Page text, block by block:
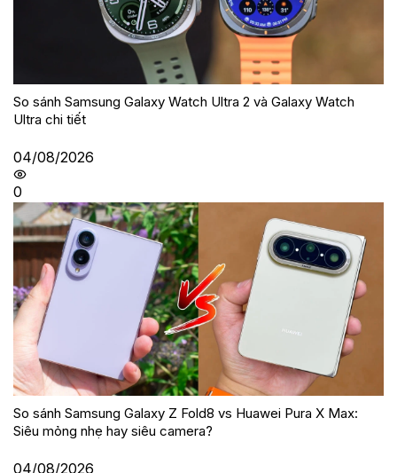
So sánh Samsung Galaxy Watch Ultra 2 và Galaxy Watch
Ultra chi tiết
04/08/2026
0
So sánh Samsung Galaxy Z Fold8 vs Huawei Pura X Max:
Siêu mỏng nhẹ hay siêu camera?
04/08/2026